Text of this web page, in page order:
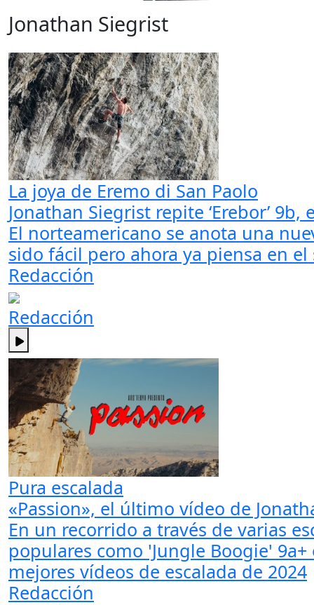
Jonathan Siegrist
La joya de Eremo di San Paolo
Jonathan Siegrist repite ‘Erebor’ 9b,
El norteamericano se anota una
sido fácil pero ahora ya piensa en
Redacción
Redacción
Pura escalada
«Passion», el último vídeo de
En un recorrido a través de varias
populares como 'Jungle Boogie'
mejores vídeos de escalada de 2024
Redacción